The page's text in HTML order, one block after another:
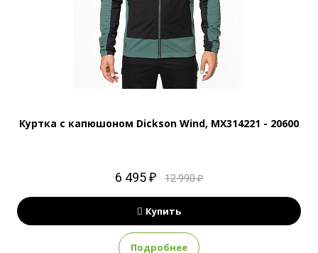
Куртка с капюшоном Dickson Wind, MX314221 - 20600
6 495 ₽ 12 990 ₽
Купить
Подробнее